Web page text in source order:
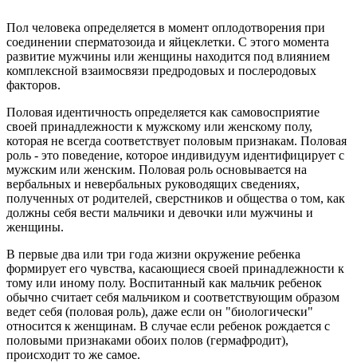
Пол человека определяется в момент оплодотворения при
соединении сперматозоида и яйцеклетки. С этого момента
развитие мужчины или женщины находится под влиянием
комплексной взаимосвязи предродовых и послеродовых
факторов.
Половая идентичность определяется как самовосприятие
своей принадлежности к мужскому или женскому полу,
которая не всегда соответствует половым признакам. Половая
роль - это поведение, которое индивидуум идентифицирует с
мужским или женским. Половая роль основывается на
вербальных и невербальных руководящих сведениях,
полученных от родителей, сверстников и общества о том, как
должны себя вести мальчики и девочки или мужчины и
женщины.
В первые два или три года жизни окружение ребенка
формирует его чувства, касающиеся своей принадлежности к
тому или иному полу. Воспитанный как мальчик ребенок
обычно считает себя мальчиком и соответствующим образом
ведет себя (половая роль), даже если он "биологически"
относится к женщинам. В случае если ребенок рождается с
половыми признаками обоих полов (гермафродит),
происходит то же самое.